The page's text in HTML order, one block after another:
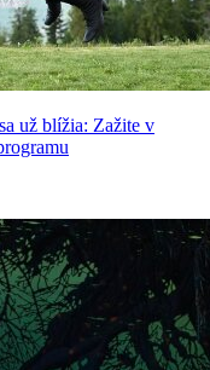
už blížia: Zažite v